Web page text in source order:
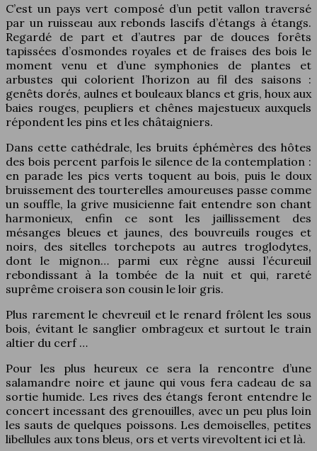
C’est un pays vert composé d’un petit vallon traversé
par un ruisseau aux rebonds lascifs d’étangs à étangs.
Regardé de part et d’autres par de douces forêts
tapissées d’osmondes royales et de fraises des bois le
moment venu et d’une symphonies de plantes et
arbustes qui colorient l’horizon au fil des saisons :
genêts dorés, aulnes et bouleaux blancs et gris, houx aux
baies rouges, peupliers et chênes majestueux auxquels
répondent les pins et les châtaigniers.
Dans cette cathédrale, les bruits éphémères des hôtes
des bois percent parfois le silence de la contemplation :
en parade les pics verts toquent au bois, puis le doux
bruissement des tourterelles amoureuses passe comme
un souffle, la grive musicienne fait entendre son chant
harmonieux, enfin ce sont les jaillissement des
mésanges bleues et jaunes, des bouvreuils rouges et
noirs, des sitelles torchepots au autres troglodytes,
dont le mignon… parmi eux règne aussi l’écureuil
rebondissant à la tombée de la nuit et qui, rareté
suprême croisera son cousin le loir gris.
Plus rarement le chevreuil et le renard frôlent les sous
bois, évitant le sanglier ombrageux et surtout le train
altier du cerf …
Pour les plus heureux ce sera la rencontre d’une
salamandre noire et jaune qui vous fera cadeau de sa
sortie humide. Les rives des étangs feront entendre le
concert incessant des grenouilles, avec un peu plus loin
les sauts de quelques poissons. Les demoiselles, petites
libellules aux tons bleus, ors et verts virevoltent ici et là.